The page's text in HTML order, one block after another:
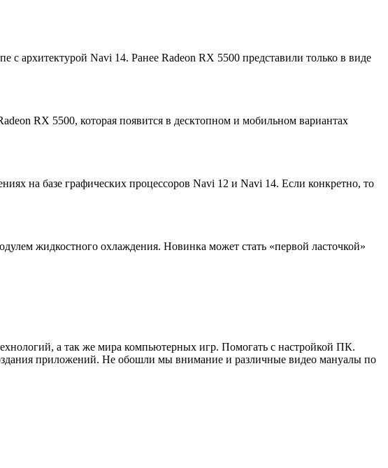
архитектурой Navi 14. Ранее Radeon RX 5500 представили только в виде
RX 5500, которая появится в десктопном и мобильном вариантах
на базе графических процессоров Navi 12 и Navi 14. Если конкретно, то
жидкостного охлаждения. Новинка может стать «первой ласточкой»
а так же мира компьютерных игр. Помогать с настройкой ПК.
приложений. Не обошли мы внимание и различные видео мануалы по